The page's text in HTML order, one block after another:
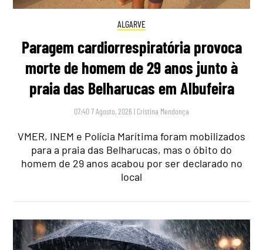
ALGARVE
Paragem cardiorrespiratória provoca
morte de homem de 29 anos junto à
praia das Belharucas em Albufeira
07:40 7 Agosto, 2026 | Cristina Mendonça
VMER, INEM e Polícia Marítima foram mobilizados
para a praia das Belharucas, mas o óbito do
homem de 29 anos acabou por ser declarado no
local